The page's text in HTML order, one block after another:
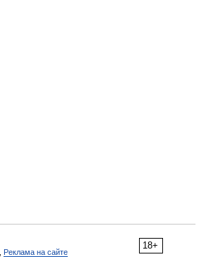
18+
Реклама на сайте